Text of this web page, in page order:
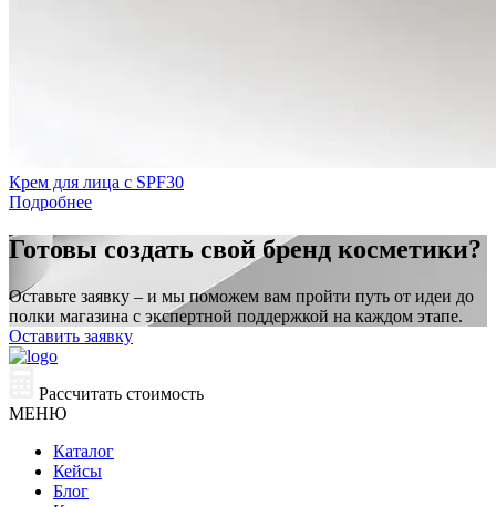
Крем для лица с SPF30
Подробнее
Готовы создать свой бренд косметики?
Оставьте заявку – и мы поможем вам пройти путь от идеи до
полки магазина с экспертной поддержкой на каждом этапе.
Оставить заявку
Рассчитать стоимость
МЕНЮ
Каталог
Кейсы
Блог